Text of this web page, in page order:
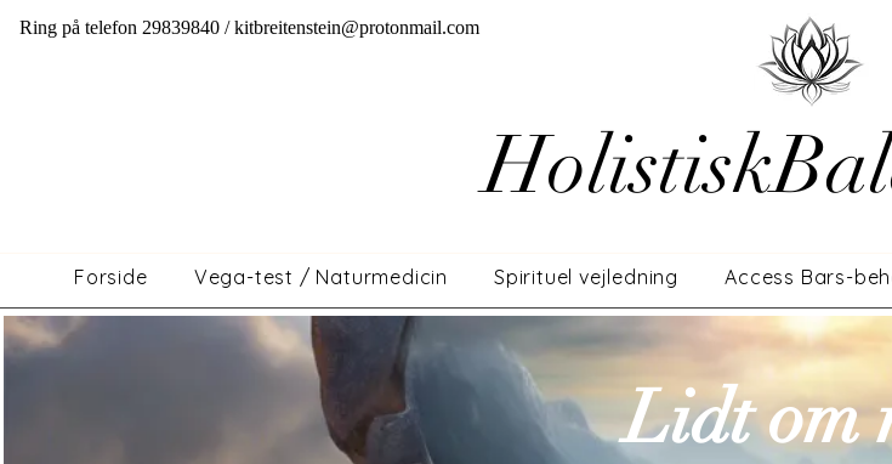
Ring på telefon 29839840 /kitbreitenstein@protonmail.com
Forside Vega-test / Naturmedicin Spirituel vejledning Access Bars-
Lidt om